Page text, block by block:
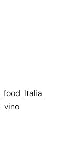
food Italia
vino